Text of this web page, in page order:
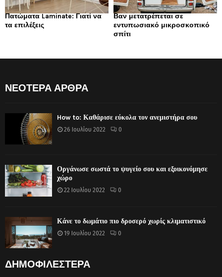
Πατώματα Laminate: Γιατί να
τα επιλέξεις
Βαν μετατρέπεται σε
εντυπωσιακό μικροσκοπικό
σπίτι
ΝΕΟΤΕΡΑ ΑΡΘΡΑ
How to: Καθάρισε εύκολα τον ανεμιστήρα σου
26 Ιουλίου 2022 0
Οργάνωσε σωστά το ψυγείο σου και εξοικονόμησε
χώρο
22 Ιουλίου 2022 0
Κάνε το δωμάτιο πιο δροσερό χωρίς κλιματιστικό
19 Ιουλίου 2022 0
ΔΗΜΟΦΙΛΕΣΤΕΡΑ